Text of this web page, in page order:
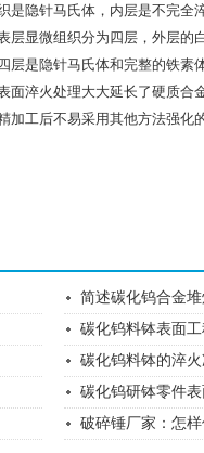
隐针马氏体，内层是不完
显微组织分为四层，外层
是隐针马氏体和完整的铁素体
淬火处理大大延长了硬质合
工后不易采用其他方法强化
简述碳化钨合金
碳化钨料钵表面
碳化钨料钵的淬火
碳化钨研钵零件
破碎锤厂家：怎